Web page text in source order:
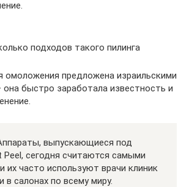
подходов такого пилинга
омоложения предложена израильскими
она быстро заработала известность и
выпускающиеся под
Peel, сегодня считаются самыми
их часто используют врачи клиник
в салонах по всему миру.